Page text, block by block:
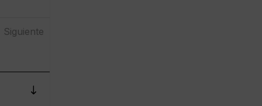
Siguiente